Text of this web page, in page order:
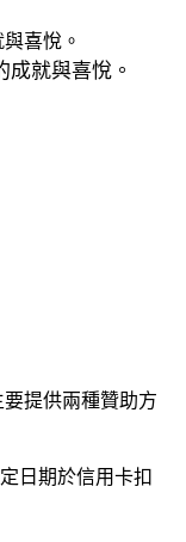
就與喜悅。
提供兩種贊助方
日期於信用卡扣